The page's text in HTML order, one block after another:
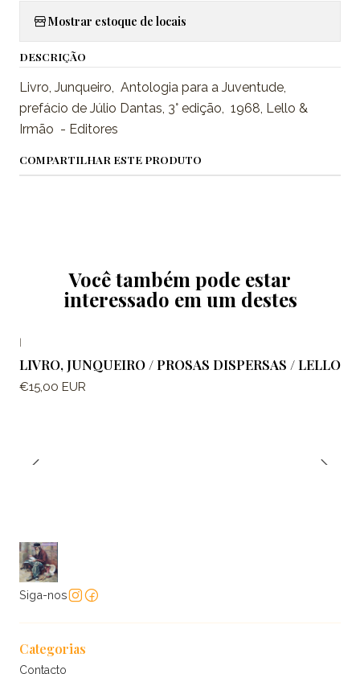
Mostrar estoque de locais
DESCRIÇÃO
Livro, Junqueiro, Antologia para a Juventude,
prefácio de Júlio Dantas, 3° edição, 1968, Lello &
Irmão - Editores
COMPARTILHAR ESTE PRODUTO
Você também pode estar
interessado em um destes
LIVRO, JUNQUEIRO / PROSAS DISPERSAS / LELLO
€15,00 EUR
Siga-nos
Categorias
Contacto